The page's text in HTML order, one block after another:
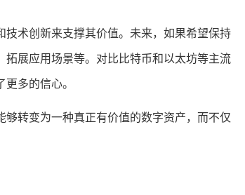
术创新来支撑其价值。未来，如果希望保持
展应用场景等。对比比特币和以太坊等主流
多的信心。
转变为一种真正有价值的数字资产，而不仅